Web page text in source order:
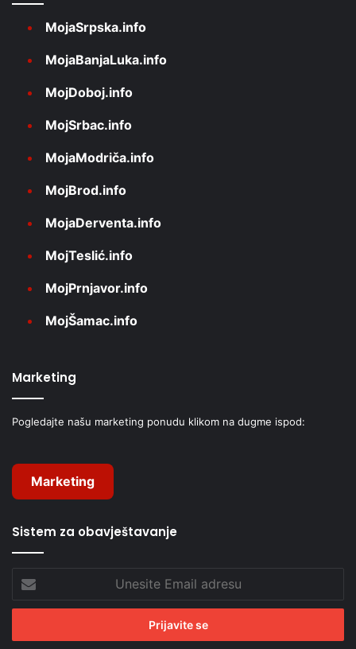
MojaSrpska.info
MojaBanjaLuka.info
MojDoboj.info
MojSrbac.info
MojaModriča.info
MojBrod.info
MojaDerventa.info
MojTeslić.info
MojPrnjavor.info
MojŠamac.info
Marketing
Pogledajte našu marketing ponudu klikom na dugme ispod:
Marketing
Sistem za obavještavanje
Unesite
Email
adresu